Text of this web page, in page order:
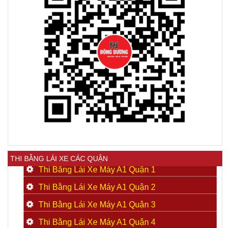
THI BẰNG LÁI XE CÁC QUẬN
Thi Bằng Lái Xe Máy A1 Quận 1
Thi Bằng Lái Xe Máy A1 Quận 2
Thi Bằng Lái Xe Máy A1 Quận 3
Thi Bằng Lái Xe Máy A1 Quận 4